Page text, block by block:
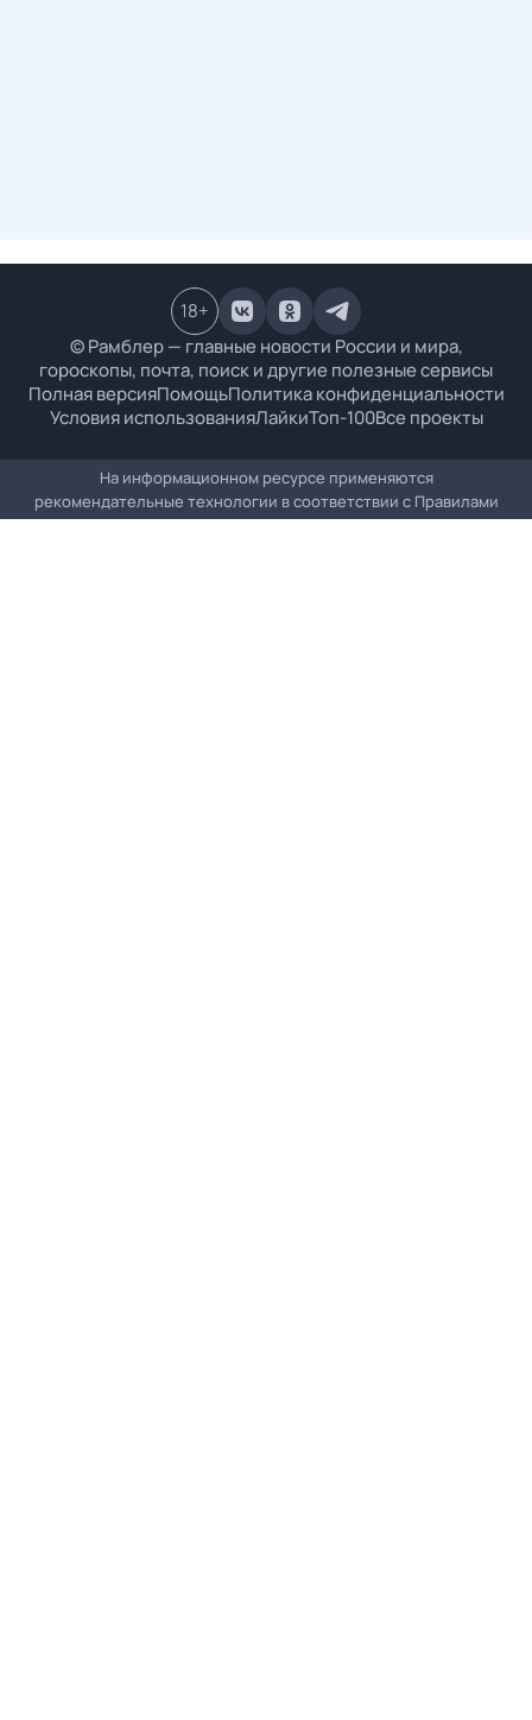
© Рамблер — главные новости России и мира,
гороскопы, почта, поиск и другие полезные сервисы
Полная версияПомощьПолитика конфиденциальности
Условия использованияЛайкиТоп-100Все проекты
18+
На информационном ресурсе применяются
рекомендательные технологии в соответствии с Правилами